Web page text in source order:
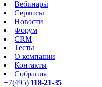
Вебинары
Сервисы
Новости
Форум
CRM
Тесты
О компании
Контакты
Собрания
+7(495) 118-21-35